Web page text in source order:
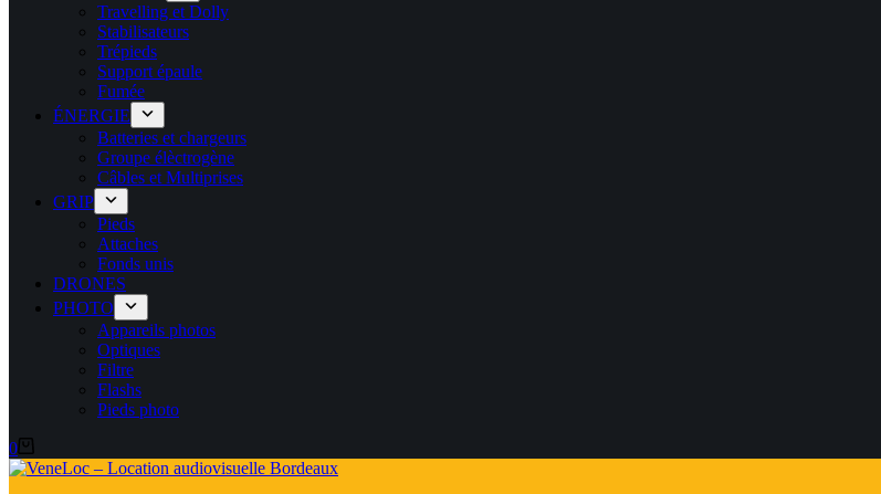
Travelling et Dolly
Stabilisateurs
Trépieds
Support épaule
Fumée
ÉNERGIE
Batteries et chargeurs
Groupe élèctrogène
Câbles et Multiprises
GRIP
Pieds
Attaches
Fonds unis
DRONES
PHOTO
Appareils photos
Optiques
Filtre
Flashs
Pieds photo
0